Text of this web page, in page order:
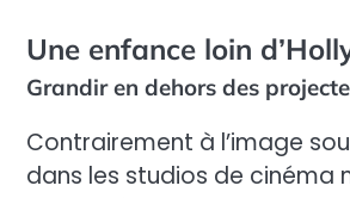
Une enfance loin
Grandir en dehors des
Contrairement à l’image
dans les studios de cinéma